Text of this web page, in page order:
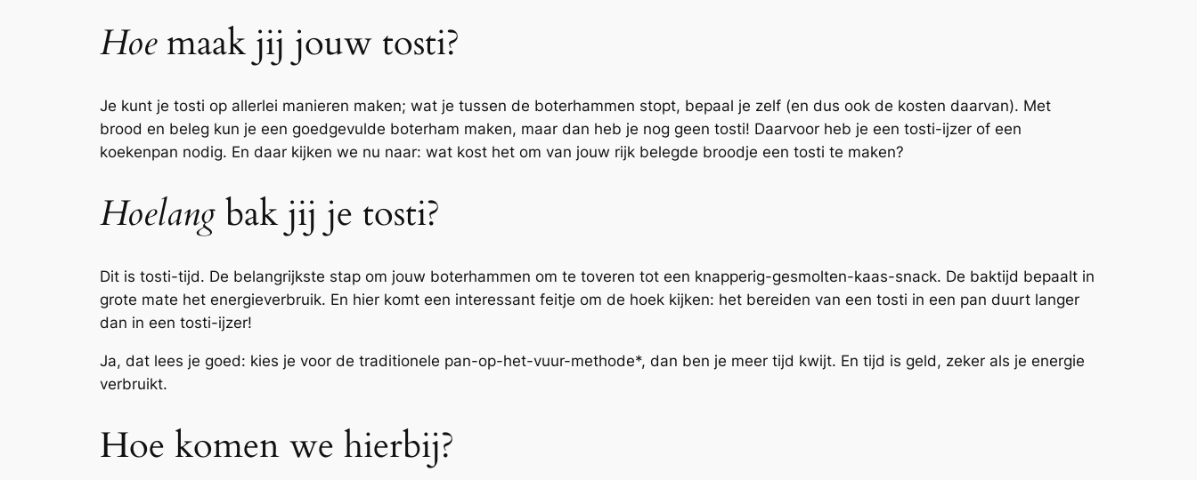
Hoemaak jij jouw tosti?
Je kunt je tosti op allerlei manieren maken; wat je tussen de boterhammen stopt, bepaal je zelf (en dus ook de kosten daarvan). Met
brood en beleg kun je een goedgevulde boterham maken, maar dan heb je nog geen tosti! Daarvoor heb je een tosti-ijzer of een
koekenpan nodig. En daar kijken we nu naar: wat kost het om van jouw rijk belegde broodje een tosti te maken?
Hoelang bak jij je tosti?
Dit is tosti-tijd. De belangrijkste stap om jouw boterhammen om te toveren tot een knapperig-gesmolten-kaas-snack. De baktijd bepaalt in
grote mate het energieverbruik. En hier komt een interessant feitje om de hoek kijken: het bereiden van een tosti in een pan duurt langer
dan in een tosti-ijzer!
Ja, dat lees je goed: kies je voor de traditionele pan-op-het-vuur-methode*, dan ben je meer tijd kwijt. En tijd is geld, zeker als je energie
verbruikt.
Hoe komen we hierbij?